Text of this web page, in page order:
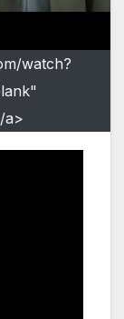
watch?
a>